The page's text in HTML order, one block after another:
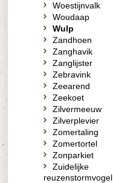
Woestijnvalk
Woudaap
Wulp
Zandhoen
Zanghavik
Zanglijster
Zebravink
Zeearend
Zeekoet
Zilvermeeuw
Zilverplevier
Zomertaling
Zomertortel
Zonparkiet
Zuidelijke
reuzenstormvogel